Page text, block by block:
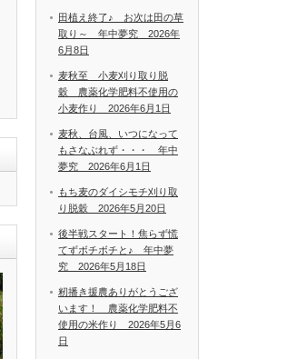
田植え終了♪ お次は田の草
取り～ 年中夢究 2026年
6月8日
麦秋至 小麦刈り取り脱
穀 農薬化学肥料不使用の
小麦作り 2026年6月1日
麦秋、台風、いつになって
もさなぶれず・・・ 年中
夢究 2026年6月1日
もち麦のダイシモチ刈り取
り脱穀 2026年5月20日
後半戦スタート！焦らず慌
てずボチボチと♪ 年中夢
究 2026年5月18日
籾播き援農ありがとうござ
います！ 農薬化学肥料不
使用の米作り 2026年5月6
日